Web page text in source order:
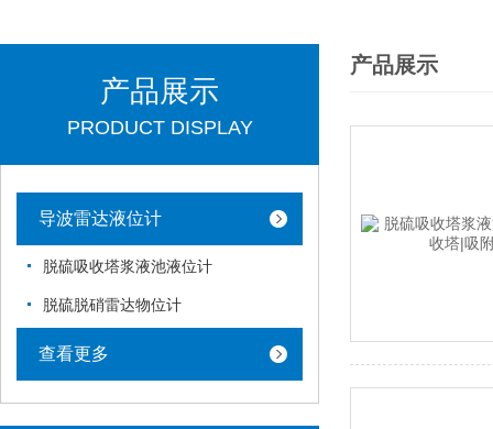
产品展示
PRODUCT DISPLAY
导波雷达液位计
脱硫吸收塔浆液池液位计
脱硫脱硝雷达物位计
查看更多
产品展示